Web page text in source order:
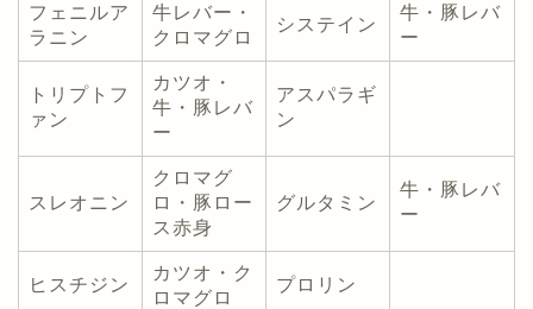
フェニルア
ラニン
牛レバー・
クロマグロ
システイン
牛・豚レバ
ー
トリプトフ
ァン
カツオ・
牛・豚レバ
ー
アスパラギ
ン
スレオニン
クロマグ
ロ・豚ロー
ス赤身
グルタミン
牛・豚レバ
ー
ヒスチジン
カツオ・ク
ロマグロ
プロリン